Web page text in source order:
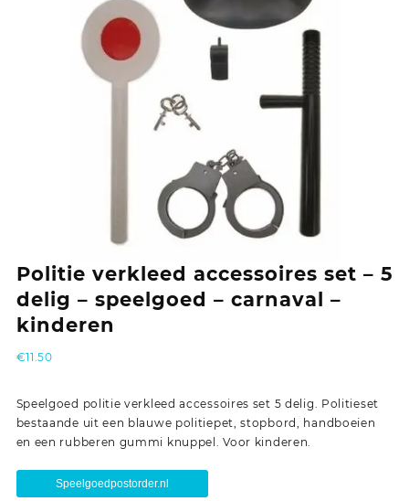
Politie verkleed accessoires set – 5
delig – speelgoed – carnaval –
kinderen
€11.50
Speelgoed politie verkleed accessoires set 5 delig. Politieset
bestaande uit een blauwe politiepet, stopbord, handboeien
en een rubberen gummi knuppel. Voor kinderen.
Speelgoedpostorder.nl